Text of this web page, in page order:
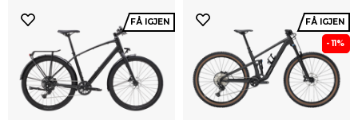
FÅ IGJEN FÅ IGJEN
- 11%